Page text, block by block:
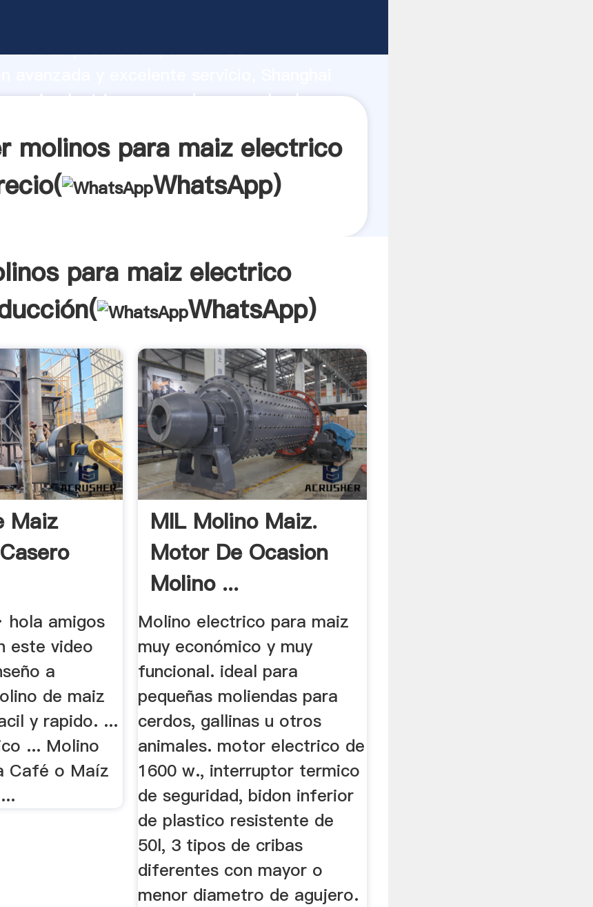
de producción, fuerza de
maiz electrico proveedor crea el valor y
molinos para maiz electrico
WhatsApp)
para maiz electrico
WhatsApp)
Maiz
hola amigos
este video
a
de maiz
y rapido. ...
... Molino
Café o Maíz
MIL Molino Maiz.
Motor De Ocasion
Molino ...
Molino electrico para maiz
muy económico y muy
funcional. ideal para
pequeñas moliendas para
cerdos, gallinas u otros
animales. motor electrico de
1600 w., interruptor termico
de seguridad, bidon inferior
de plastico resistente de
50l, 3 tipos de cribas
diferentes con mayor o
menor diametro de agujero.